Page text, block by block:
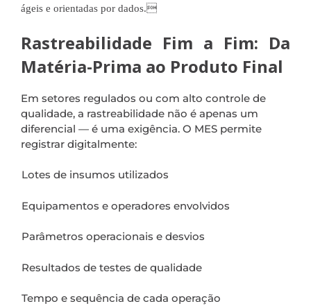
ágeis e orientadas por dados.
Rastreabilidade Fim a Fim: Da
Matéria-Prima ao Produto Final
Em setores regulados ou com alto controle de
qualidade, a rastreabilidade não é apenas um
diferencial — é uma exigência. O MES permite
registrar digitalmente:
Lotes de insumos utilizados
Equipamentos e operadores envolvidos
Parâmetros operacionais e desvios
Resultados de testes de qualidade
Tempo e sequência de cada operação